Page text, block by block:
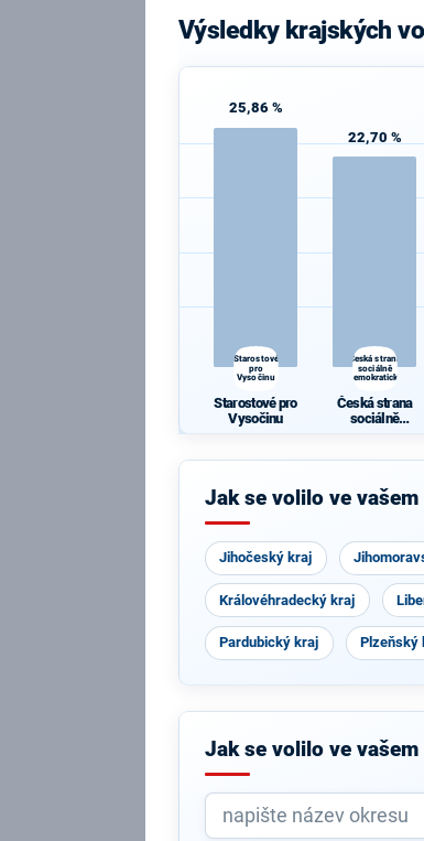
Výsledky krajských
25,86 %
Starostové
pro
Vysočinu
Starostové pro
Vysočinu
22,70 %
Česká strana
sociálně
demokratická
Česká strana
sociálně
Jak se volilo ve vašem
Jihočeský kraj
Královéhradecký kraj
Pardubický kraj Plzeňský
Jak se volilo ve vašem